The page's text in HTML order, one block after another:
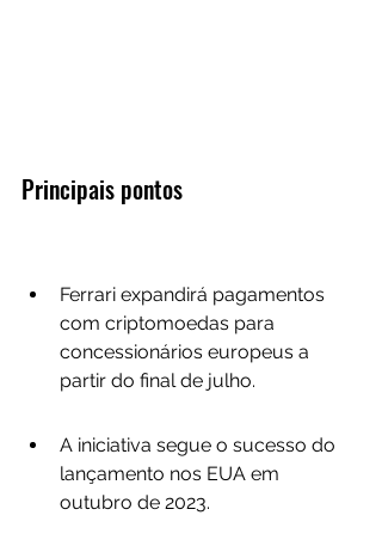
Principais pontos
Ferrari expandirá pagamentos
com criptomoedas para
concessionários europeus a
partir do final de julho.
A iniciativa segue o sucesso do
lançamento nos EUA em
outubro de 2023.